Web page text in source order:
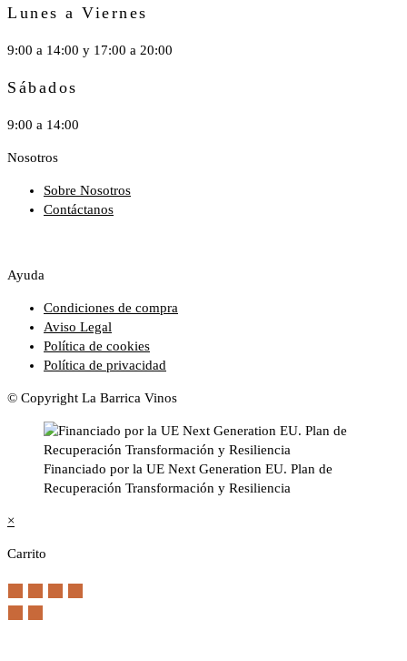
Lunes a Viernes
9:00 a 14:00 y 17:00 a 20:00
Sábados
9:00 a 14:00
Nosotros
Sobre Nosotros
Contáctanos
Ayuda
Condiciones de compra
Aviso Legal
Política de cookies
Política de privacidad
© Copyright La Barrica Vinos
Financiado por la UE Next Generation EU. Plan de
Recuperación Transformación y Resiliencia
×
Carrito